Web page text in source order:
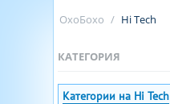
ОхоБохо / Hi Tech
КАТЕГОРИЯ
Категории на Hi Tech